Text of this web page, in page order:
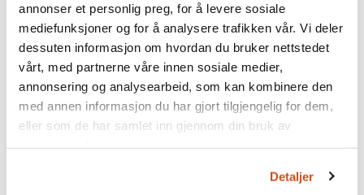
annonser et personlig preg, for å levere sosiale
mediefunksjoner og for å analysere trafikken vår. Vi deler
dessuten informasjon om hvordan du bruker nettstedet
vårt, med partnerne våre innen sosiale medier,
annonsering og analysearbeid, som kan kombinere den
med annen informasjon du har gjort tilgjengelig for dem,
eller som de har samlet inn gjennom din bruk av
Detaljer